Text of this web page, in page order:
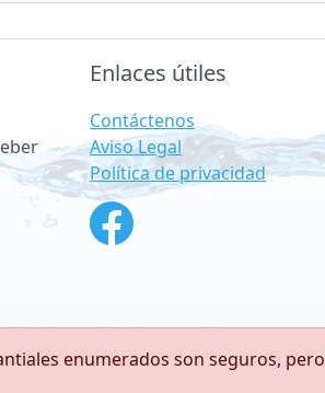
Enlaces útiles
Contáctenos
Aviso Legal
Política de privacidad
enumerados son seguros, pero